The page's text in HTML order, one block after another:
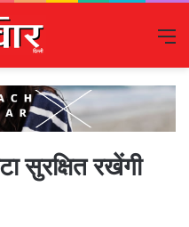
सुरक्षित रखेंगी